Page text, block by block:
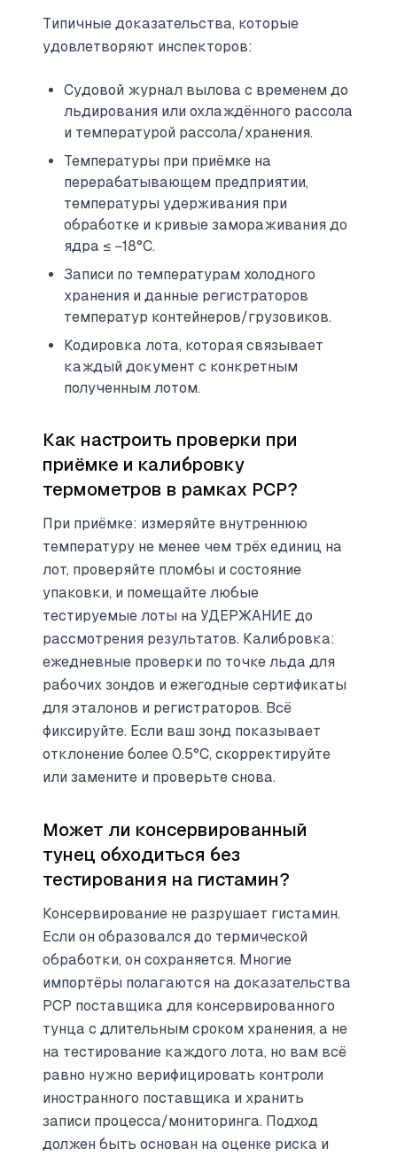
Типичные доказательства, которые
удовлетворяют инспекторов:
Судовой журнал вылова с временем до
льдирования или охлаждённого рассола
и температурой рассола/хранения.
Температуры при приёмке на
перерабатывающем предприятии,
температуры удерживания при
обработке и кривые замораживания до
ядра ≤ −18°C.
Записи по температурам холодного
хранения и данные регистраторов
температур контейнеров/грузовиков.
Кодировка лота, которая связывает
каждый документ с конкретным
полученным лотом.
Как настроить проверки при
приёмке и калибровку
термометров в рамках PCP?
При приёмке: измеряйте внутреннюю
температуру не менее чем трёх единиц на
лот, проверяйте пломбы и состояние
упаковки, и помещайте любые
тестируемые лоты на УДЕРЖАНИЕ до
рассмотрения результатов. Калибровка:
ежедневные проверки по точке льда для
рабочих зондов и ежегодные сертификаты
для эталонов и регистраторов. Всё
фиксируйте. Если ваш зонд показывает
отклонение более 0.5°C, скорректируйте
или замените и проверьте снова.
Может ли консервированный
тунец обходиться без
тестирования на гистамин?
Консервирование не разрушает гистамин.
Если он образовался до термической
обработки, он сохраняется. Многие
импортёры полагаются на доказательства
PCP поставщика для консервированного
тунца с длительным сроком хранения, а не
на тестирование каждого лота, но вам всё
равно нужно верифицировать контроли
иностранного поставщика и хранить
записи процесса/мониторинга. Подход
должен быть основан на оценке риска и